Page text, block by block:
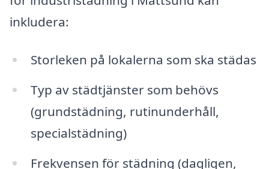
inkludera:
Storleken på lokalerna som ska städas
Typ av städtjänster som behövs
(grundstädning, rutinunderhåll,
specialstädning)
Frekvensen för städning (dagligen,